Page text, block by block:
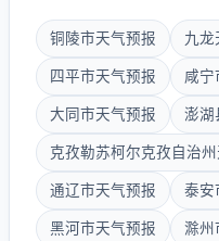
铜陵市天气预报 九龙
四平市天气预报 咸宁
大同市天气预报 澎湖
克孜勒苏柯尔克孜自治
通辽市天气预报 泰安
黑河市天气预报 滁州